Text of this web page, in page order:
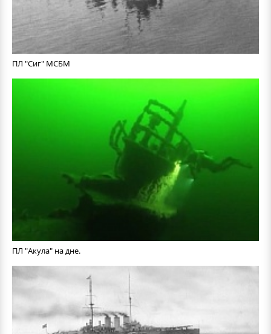
ПЛ "Сиг" МСБМ
ПЛ "Акула" на дне.